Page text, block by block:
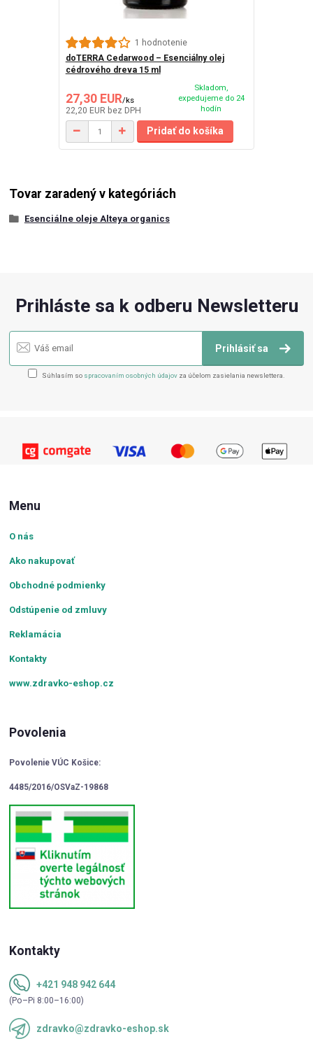
1 hodnotenie
doTERRA Cedarwood – Esenciálny olej
cédrového dreva 15 ml
27,30 EUR/ks
22,20 EUR bez DPH
Skladom,
expedujeme do 24
hodín
Pridať do košíka
Tovar zaradený v kategóriách
Esenciálne oleje Alteya organics
Prihláste sa k odberu Newsletteru
Prihlásiť sa
Súhlasím so spracovaním osobných údajov za účelom zasielania newslettera.
Menu
O nás
Ako nakupovať
Obchodné podmienky
Odstúpenie od zmluvy
Reklamácia
Kontakty
www.zdravko-eshop.cz
Povolenia
Povolenie VÚC Košice:
4485/2016/OSVaZ-19868
Kontakty
+421 948 942 644
(Po–Pi 8:00–16:00)
zdravko@zdravko-eshop.sk